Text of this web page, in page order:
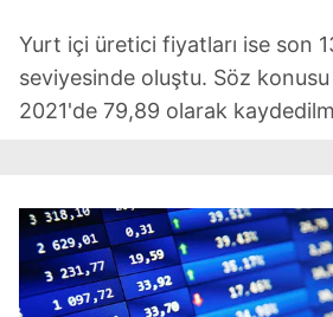
kılınması ve kişiselleştirilmesi ve
reklam/pazarlama faaliyetlerinin
sınırlı olarak açık rızanız dahilinde
için Ayarlar butonuna tıklayabilir,
Metnimiziziyaret edebilirsiniz.
6698 sayılı Kişisel Verilerin
Yurt içi üretici fiyatları ise son
seviyesinde oluştu. Söz konusu
2021'de 79,89 olarak